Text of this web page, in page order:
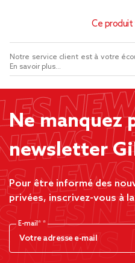
Ce produit
Notre service client est à votre
En savoir plus...
Ne manquez
newsletter
Pour être informé des
privées, inscrivez-vous à
E-mail*